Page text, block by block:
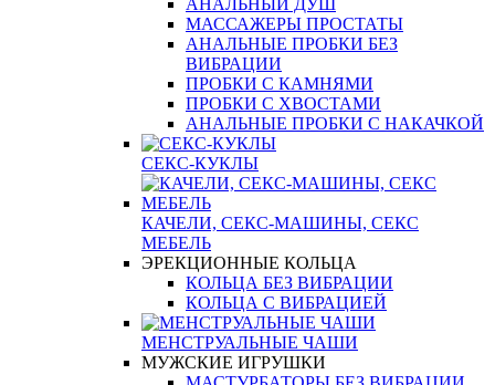
МАССАЖЕРЫ ПРОСТАТЫ
АНАЛЬНЫЕ ПРОБКИ БЕЗ
ВИБРАЦИИ
ПРОБКИ С КАМНЯМИ
ПРОБКИ С ХВОСТАМИ
АНАЛЬНЫЕ ПРОБКИ С НАКАЧКОЙ
СЕКС-КУКЛЫ
КАЧЕЛИ, СЕКС-МАШИНЫ, СЕКС
МЕБЕЛЬ
ЭРЕКЦИОННЫЕ КОЛЬЦА
КОЛЬЦА БЕЗ ВИБРАЦИИ
КОЛЬЦА С ВИБРАЦИЕЙ
МЕНСТРУАЛЬНЫЕ ЧАШИ
МУЖСКИЕ ИГРУШКИ